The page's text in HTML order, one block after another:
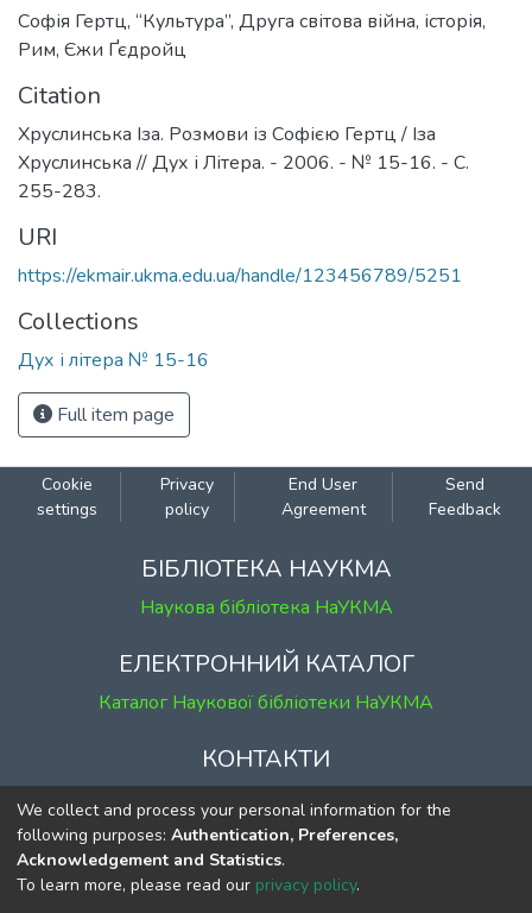
Софія Гертц, “Культура”, Друга світова війна, історія,
Рим, Єжи Ґєдройц
Citation
Хруслинська Іза. Розмови із Софією Гертц / Іза
Хруслинська // Дух і Літера. - 2006. - № 15-16. - C.
255-283.
URI
https://ekmair.ukma.edu.ua/handle/123456789/5251
Collections
Дух і літера № 15-16
Full item page
Cookie
settings
Privacy
policy
End User
Agreement
Send
Feedback
БІБЛІОТЕКА НАУКМА
Наукова бібліотека НаУКМА
ЕЛЕКТРОННИЙ КАТАЛОГ
Каталог Наукової бібліотеки НаУКМА
КОНТАКТИ
м. Київ, вул. Григорія Сковороди, 2
к. 1, к. 120
тел. (044) 463-69-31
ekmair@ukma.edu.ua
We collect and process your personal information for the
following purposes: Authentication, Preferences,
Acknowledgement and Statistics.
To learn more, please read our privacy policy.